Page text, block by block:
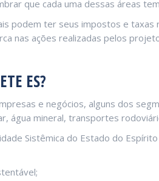
que cada uma dessas áreas
podem ter seus impostos e
nas ações realizadas pelos
ES?
e negócios, alguns dos
água mineral, transportes
Sistêmica do Estado do